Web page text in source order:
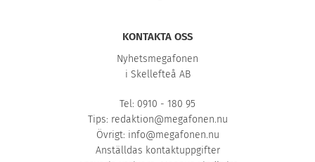
KONTAKTA OSS
Nyhetsmegafonen
i Skellefteå AB
Tel: 0910 - 180 95
Tips: redaktion@megafonen.nu
Övrigt: info@megafonen.nu
Anställdas kontaktuppgifter